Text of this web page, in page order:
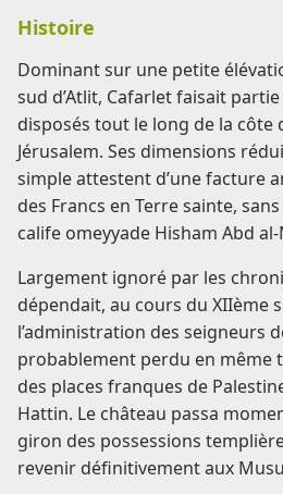
Histoire
Dominant sur une petite
sud d’Atlit, Cafarlet faisait
disposés tout le long de la côte
Jérusalem. Ses dimensions
simple attestent d’une facture
des Francs en Terre sainte,
calife omeyyade Hisham Abd
Largement ignoré par les
dépendait, au cours du XIIème
l’administration des seigneurs
probablement perdu en même
des places franques de
Hattin. Le château passa
giron des possessions
revenir définitivement aux